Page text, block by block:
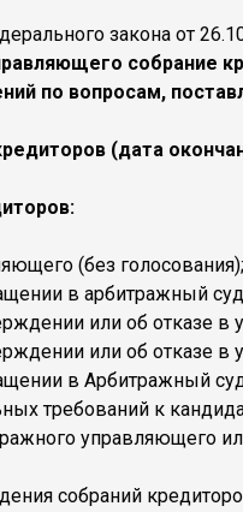
закона от
собрание
по вопросам,
(дата
(без голосования);
в арбитражный
или об отказе в
или об отказе в
в Арбитражный
требований к
управляющего
собраний